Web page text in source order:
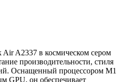
A2337 в космическом сером
производительности, стиля
Оснащенный процессором M1
GPU, он обеспечивает